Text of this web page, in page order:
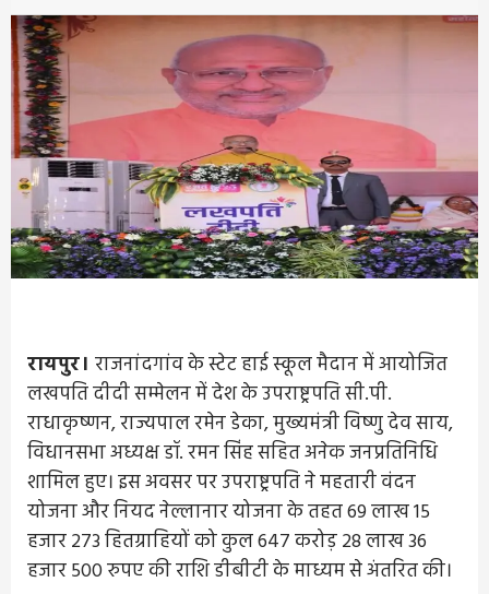
रायपुर। राजनांदगांव के स्टेट हाई स्कूल मैदान में आयोजित
लखपति दीदी सम्मेलन में देश के उपराष्ट्रपति सी.पी.
राधाकृष्णन, राज्यपाल रमेन डेका, मुख्यमंत्री विष्णु देव साय,
विधानसभा अध्यक्ष डॉ. रमन सिंह सहित अनेक जनप्रतिनिधि
शामिल हुए। इस अवसर पर उपराष्ट्रपति ने महतारी वंदन
योजना और नियद नेल्लानार योजना के तहत 69 लाख 15
हजार 273 हितग्राहियों को कुल 647 करोड़ 28 लाख 36
हजार 500 रुपए की राशि डीबीटी के माध्यम से अंतरित की।